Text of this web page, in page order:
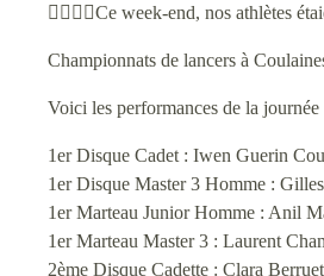
🏃‍♀🏃‍♂Ce week-end, nos athlètes
Championnats de lancers à
Voici les performances de la journée
1er Disque Cadet : Iwen Guerin
1er Disque Master 3 Homme :
1er Marteau Junior Homme : Anil
1er Marteau Master 3 : Laurent
2ème Disque Cadette : Clara Berruet